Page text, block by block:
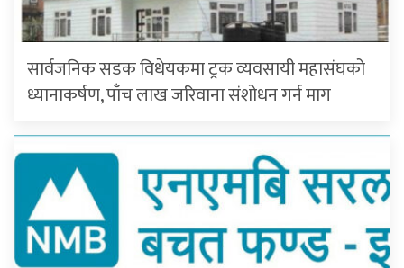
सार्वजनिक सडक विधेयकमा ट्रक व्यवसायी महासंघको
ध्यानाकर्षण, पाँच लाख जरिवाना संशोधन गर्न माग